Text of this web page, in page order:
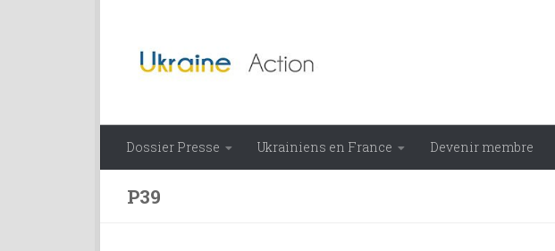
Dossier Presse Ukrainiens en France Devenir membre
P39